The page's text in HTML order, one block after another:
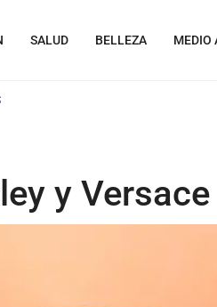
SALUD BELLEZA MEDIO
y